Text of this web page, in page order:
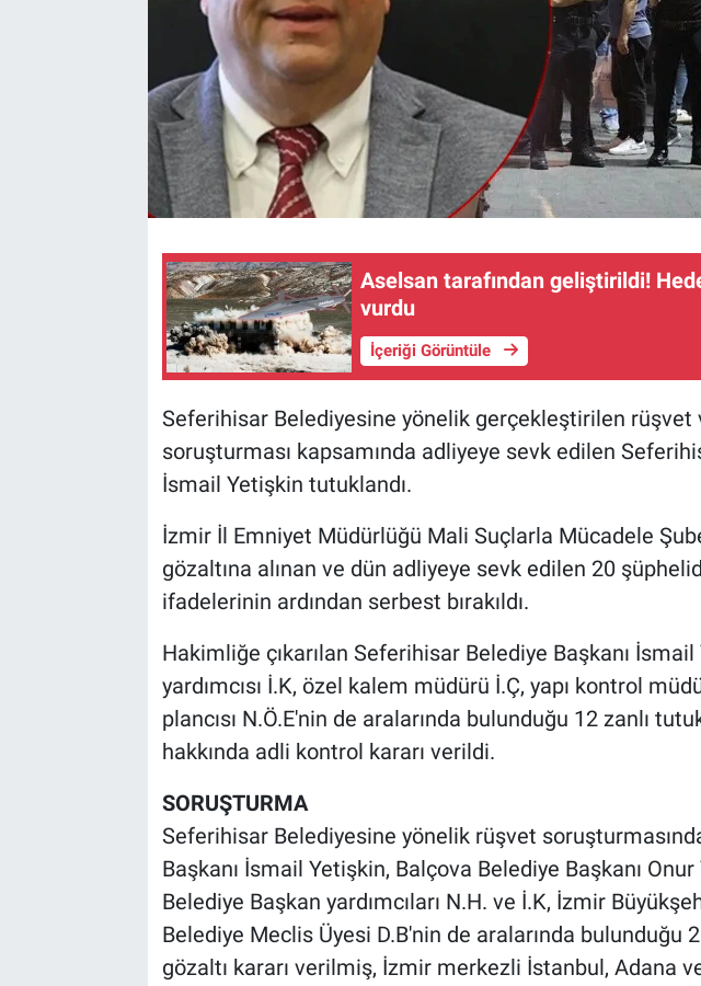
Aselsan tarafından geliştirildi!
vurdu
İçeriği Görüntüle
Seferihisar Belediyesine yönelik gerçekleştirilen rüşvet
soruşturması kapsamında adliyeye sevk edilen
İsmail Yetişkin tutuklandı.
İzmir İl Emniyet Müdürlüğü Mali Suçlarla Mücadele
gözaltına alınan ve dün adliyeye sevk edilen 20
ifadelerinin ardından serbest bırakıldı.
Hakimliğe çıkarılan Seferihisar Belediye Başkanı
yardımcısı İ.K, özel kalem müdürü İ.Ç, yapı kontrol
plancısı N.Ö.E'nin de aralarında bulunduğu 12 zanlı
hakkında adli kontrol kararı verildi.
SORUŞTURMA
Seferihisar Belediyesine yönelik rüşvet
Başkanı İsmail Yetişkin, Balçova Belediye Başkanı
Belediye Başkan yardımcıları N.H. ve İ.K, İzmir
Belediye Meclis Üyesi D.B'nin de aralarında bulunduğu
gözaltı kararı verilmiş, İzmir merkezli İstanbul, Adana